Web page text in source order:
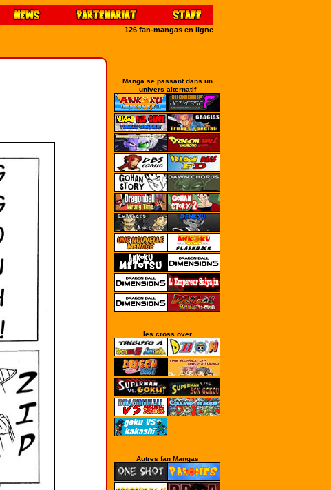
126 fan-mangas en ligne
Manga se passant dans un
univers alternatif
les cross over
Autres fan Mangas